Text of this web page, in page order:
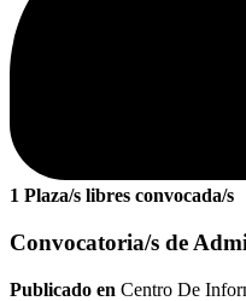
1 Plaza/s libres convocada/s
Convocatoria/s de
Publicado en Centro De